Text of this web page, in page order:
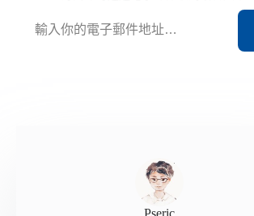
Pseric